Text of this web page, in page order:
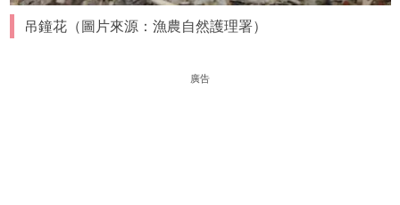
吊鐘花（圖片來源：漁農自然護理署）
廣告